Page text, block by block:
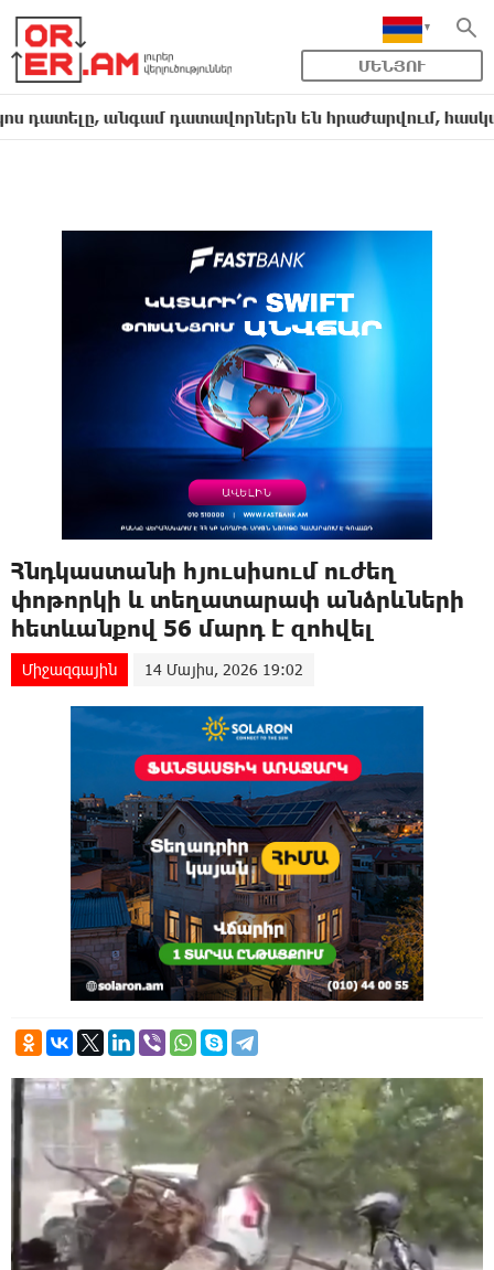
ՄԵՆՅՈՒ
անգամ դատավորներն են հրաժարվում, հասկանում
Հնդկաստանի հյուսիսում nւժեղ
փոթորկի և տեղատարափ անձրևների
հետևանքով 56 մարդ է զnhվել
Միջազգային 14 Մայիս, 2026 19:02